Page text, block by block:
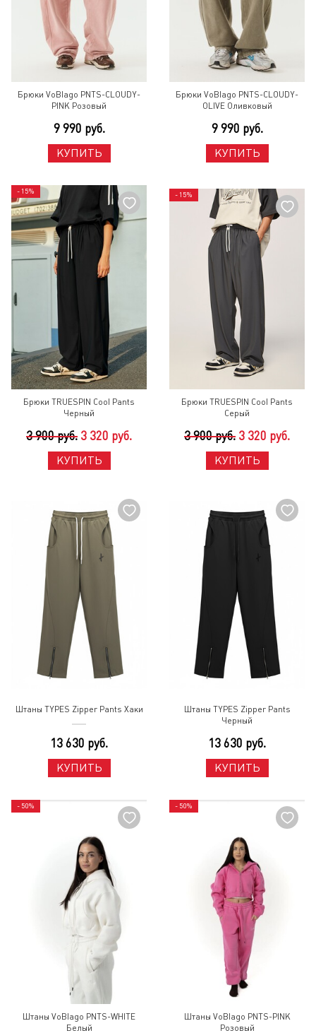
Брюки VoBlago PNTS-CLOUDY-
PINK Розовый
9 990 руб.
КУПИТЬ
Брюки VoBlago PNTS-CLOUDY-
OLIVE Оливковый
9 990 руб.
КУПИТЬ
- 15%
Брюки TRUESPIN Cool Pants
Черный
3 900 руб. 3 320 руб.
КУПИТЬ
- 15%
Брюки TRUESPIN Cool Pants
Серый
3 900 руб. 3 320 руб.
КУПИТЬ
Штаны TYPES Zipper Pants Хаки
13 630 руб.
КУПИТЬ
Штаны TYPES Zipper Pants
Черный
13 630 руб.
КУПИТЬ
- 50%
Штаны VoBlago PNTS-WHITE
Белый
- 50%
Штаны VoBlago PNTS-PINK
Розовый